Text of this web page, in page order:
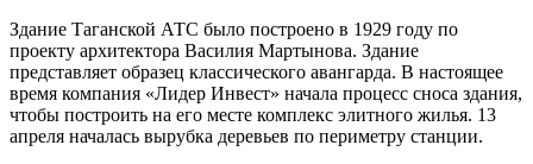
Здание Таганской АТС было построено в 1929 году по
проекту архитектора Василия Мартынова. Здание
представляет образец классического авангарда. В настоящее
время компания «Лидер Инвест» начала процесс сноса здания,
чтобы построить на его месте комплекс элитного жилья. 13
апреля началась вырубка деревьев по периметру станции.